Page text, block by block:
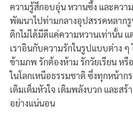
ความรู้สึกอบอุ่น หวานซึ้ง และคว
พัฒนาไปท่ามกลางอุปสรรคหลาก
ติกไม่ได้มีดีแค่ความหวานเท่านั้น แ
เราอินกับความรักในรูปแบบต่าง ๆ
ข้ามภพ รักต้องห้าม รักวัยเรียน ห
ในโลกเหนือธรรมชาติ ซึ่งทุกหน้า
เติมเต็มหัวใจ เติมพลังบวก และส
อย่างแน่นอน